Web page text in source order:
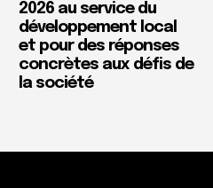
2026 au service du
développement local
et pour des réponses
concrètes aux défis de
la société